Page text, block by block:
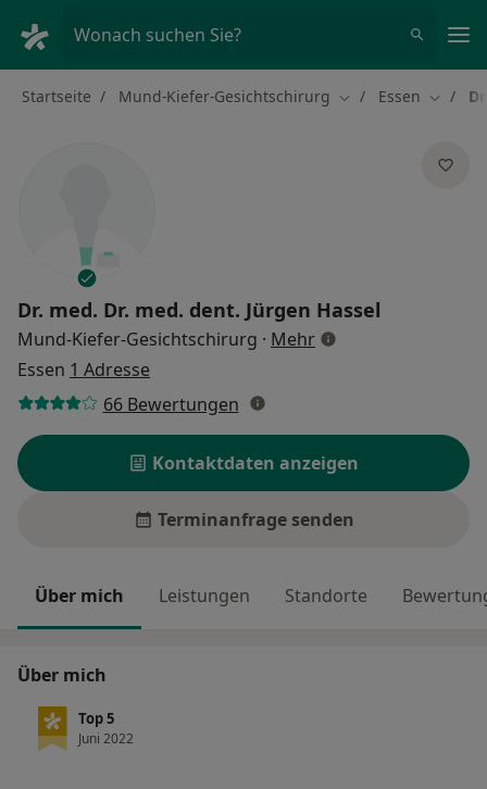
Wonach suchen Sie?
Startseite Mund-Kiefer-Gesichtschirurg Stadt ändern
Essen Stadt
Dr. med. Dr. med. dent. Jürgen Hassel
Mund-Kiefer-Gesichtschirurg · Mehrüber
Essen 1 Adresse
66 Bewertungen
Kontaktdaten anzeigen
Terminanfrage senden
Über mich Leistungen Standorte
Über mich
Top 5
Juni 2022